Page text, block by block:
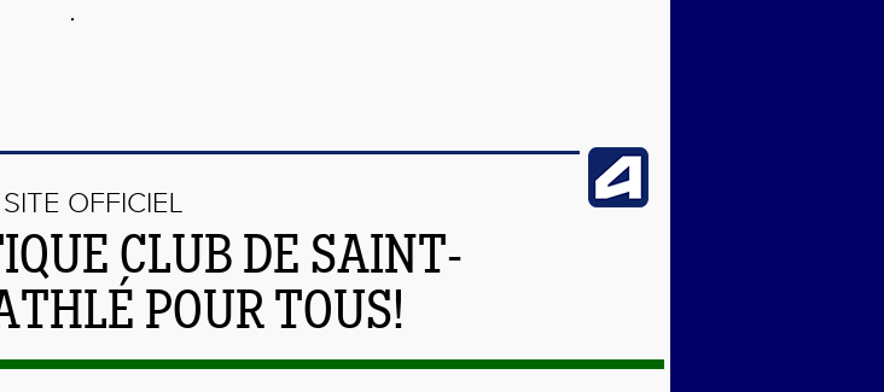
SITE OFFICIEL
CLUB DE SAINT-
POUR TOUS!